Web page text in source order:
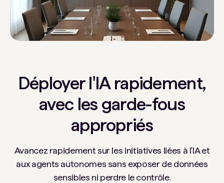
Déployer l'IA rapidement,
avec les garde-fous
appropriés
Avancez rapidement sur les initiatives liées à l'IA et
aux agents autonomes sans exposer de données
sensibles ni perdre le contrôle.